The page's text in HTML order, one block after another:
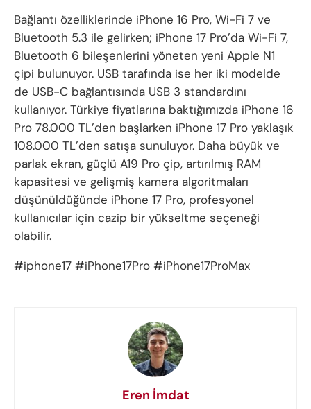
Bağlantı özelliklerinde iPhone 16 Pro, Wi-Fi 7 ve
Bluetooth 5.3 ile gelirken; iPhone 17 Pro’da Wi-Fi 7,
Bluetooth 6 bileşenlerini yöneten yeni Apple N1
çipi bulunuyor. USB tarafında ise her iki modelde
de USB-C bağlantısında USB 3 standardını
kullanıyor. Türkiye fiyatlarına baktığımızda iPhone 16
Pro 78.000 TL’den başlarken iPhone 17 Pro yaklaşık
108.000 TL’den satışa sunuluyor. Daha büyük ve
parlak ekran, güçlü A19 Pro çip, artırılmış RAM
kapasitesi ve gelişmiş kamera algoritmaları
düşünüldüğünde iPhone 17 Pro, profesyonel
kullanıcılar için cazip bir yükseltme seçeneği
olabilir.
#iphone17 #iPhone17Pro #iPhone17ProMax
Eren İmdat